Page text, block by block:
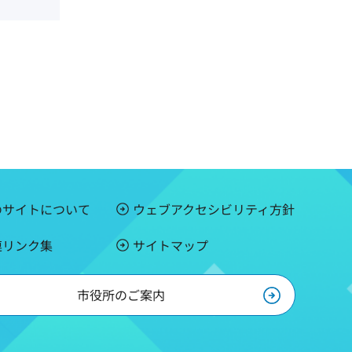
イトについて
ウェブアクセシビリティ方針
ンク集
サイトマップ
市役所のご案内